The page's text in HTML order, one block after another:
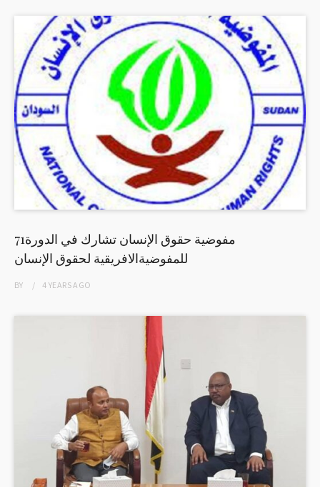
مفوضية حقوق الإنسان تشارك في الدورة71
للمفوضيةالافريقية لحقوق الإنسان
BY 4 YEARSAGO